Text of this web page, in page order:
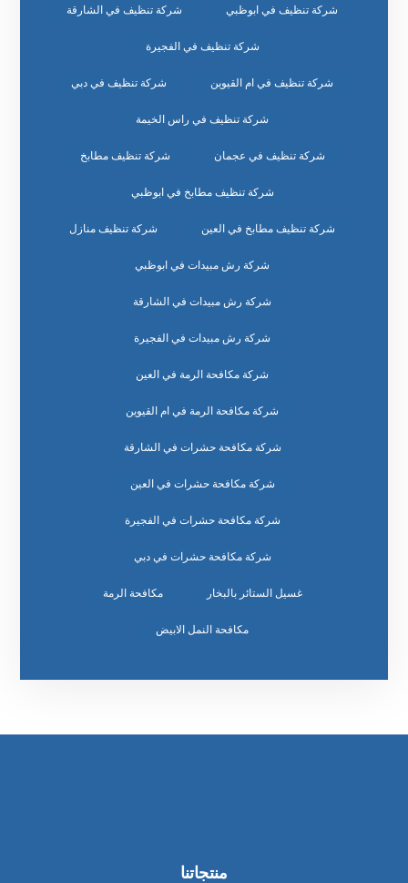
شركة تنظيف في ابوظبي شركة تنظيف في الشارقة
شركة تنظيف في الفجيرة
شركة تنظيف في ام القيوين شركة تنظيف في دبي
شركة تنظيف في راس الخيمة
شركة تنظيف في عجمان شركة تنظيف مطابخ
شركة تنظيف مطابخ في ابوظبي
شركة تنظيف مطابخ في العين شركة تنظيف منازل
شركة رش مبيدات في ابوظبي
شركة رش مبيدات في الشارقة
شركة رش مبيدات في الفجيرة
شركة مكافحة الرمة في العين
شركة مكافحة الرمة في ام القيوين
شركة مكافحة حشرات في الشارقة
شركة مكافحة حشرات في العين
شركة مكافحة حشرات في الفجيرة
شركة مكافحة حشرات في دبي
غسيل الستائر بالبخار مكافحة الرمة
مكافحة النمل الابيض
منتجاتنا